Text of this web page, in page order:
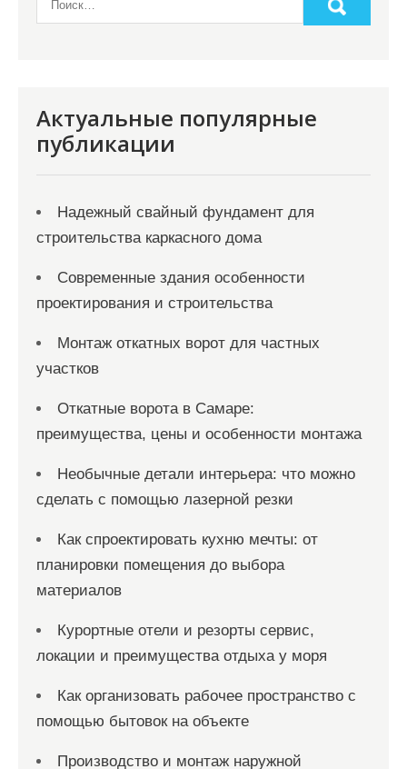
Актуальные популярные
публикации
Надежный свайный фундамент для
строительства каркасного дома
Современные здания особенности
проектирования и строительства
Монтаж откатных ворот для частных
участков
Откатные ворота в Самаре:
преимущества, цены и особенности монтажа
Необычные детали интерьера: что можно
сделать с помощью лазерной резки
Как спроектировать кухню мечты: от
планировки помещения до выбора
материалов
Курортные отели и резорты сервис,
локации и преимущества отдыха у моря
Как организовать рабочее пространство с
помощью бытовок на объекте
Производство и монтаж наружной